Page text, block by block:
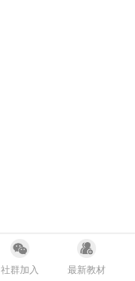
社群加入
最新教材